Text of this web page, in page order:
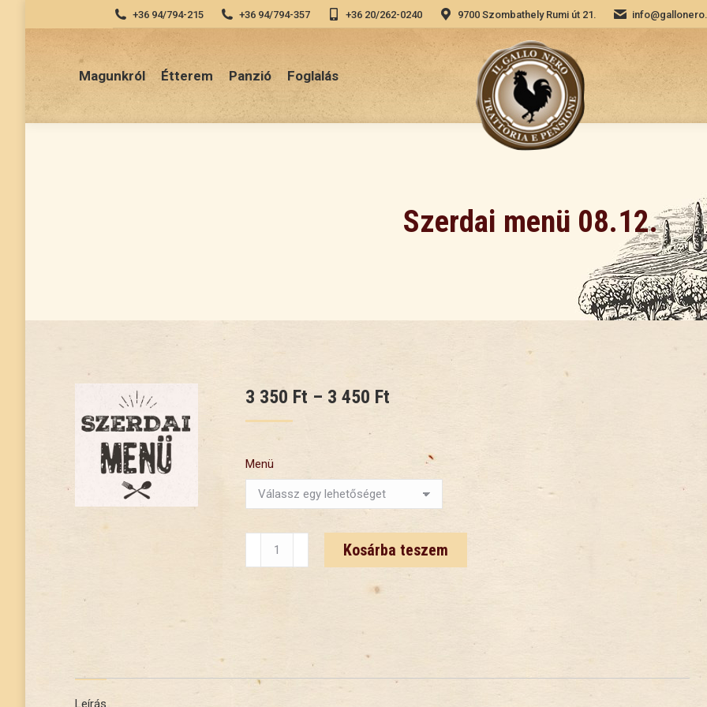
+36 94/794-215 +36 94/794-357 +36 20/262-0240 9700 Szombathely Rumi út 21.
Magunkról Étterem Panzió Foglalás
Szerdai menü 08.12.
3 350 Ft – 3 450 FtÁrtartomány:
350 Ft
-
3
450 Ft
Menü
Szerdai
menü
Kosárba teszem
Leírás
Magunkról